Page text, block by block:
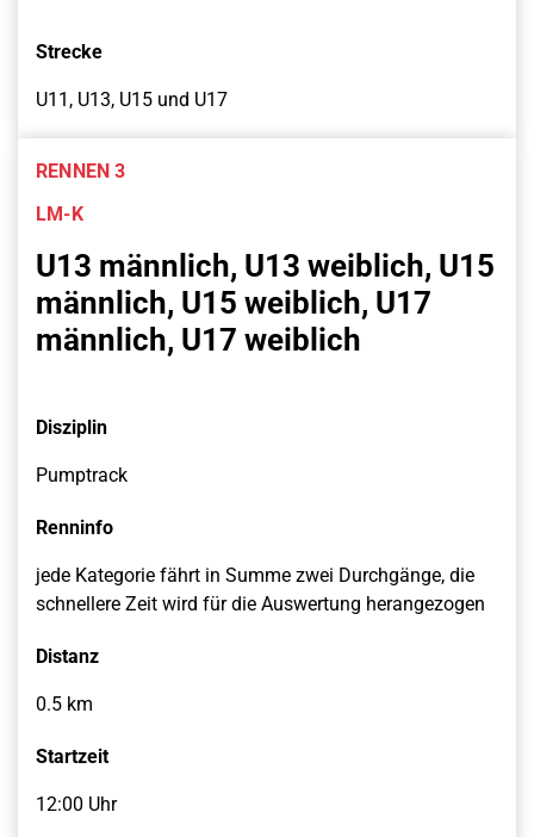
Strecke
U11, U13, U15 und U17
RENNEN 3
LM-K
U13 männlich, U13 weiblich, U15
männlich, U15 weiblich, U17
männlich, U17 weiblich
Disziplin
Pumptrack
Renninfo
jede Kategorie fährt in Summe zwei Durchgänge, die
schnellere Zeit wird für die Auswertung herangezogen
Distanz
0.5 km
Startzeit
12:00 Uhr